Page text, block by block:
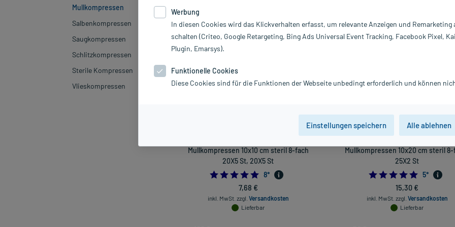
Mullkompressen
Salbenkompressen
Saugkompressen
Schlitzkompressen
Sterile Kompressen
Vlieskompressen
Hersteller
Sortieren Relevanz absteigend Produkte pro Seite: 24
Mullkompressen 10x10 cm steril 8-fach
20X5 St, 20X5 St
5.0
8*
7,68 €
inkl. MwSt. zzgl. Versandkosten
Lieferbar
Mullkompressen 10x20 cm steril
25X2 St
5.0
5*
15,30 €
inkl. MwSt. zzgl. Versandkosten
Lieferbar
Werbung
In diesen Cookies wird das Klickverhalten erfasst, um relevante Anzeigen und Remarketing
schalten (Criteo, Google Retargeting, Bing Ads Universal Event Tracking, Facebook Pixel,
Plugin, Emarsys).
Funktionelle Cookies
Diese Cookies sind für die Funktionen der Webseite unbedingt erforderlich und können
Einstellungen speichern Alle ablehnen